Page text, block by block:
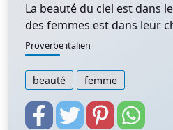
La beauté du ciel est dans
des femmes est dans leur
Proverbe italien
beauté femme